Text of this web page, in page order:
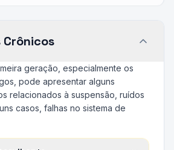
Crônicos
geração, especialmente os
pode apresentar alguns
relacionados à suspensão, ruídos
casos, falhas no sistema de